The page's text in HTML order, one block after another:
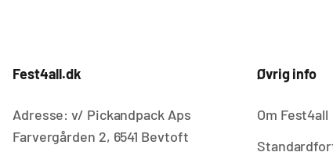
Fest4all.dk
Adresse: v/ Pickandpack Aps
Farvergården 2, 6541 Bevtoft
Øvrig info
Om Fest4all